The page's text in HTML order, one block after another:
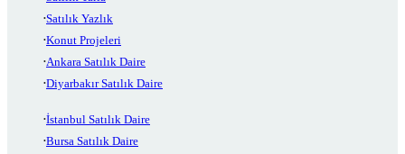
Satılık Yazlık
Konut Projeleri
Ankara Satılık Daire
Diyarbakır Satılık Daire
İstanbul Satılık Daire
Bursa Satılık Daire